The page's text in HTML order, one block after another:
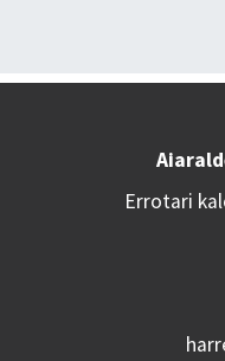
Errotari